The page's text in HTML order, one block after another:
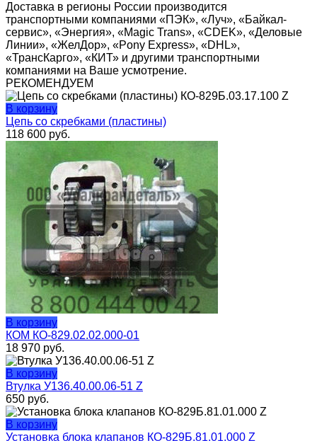
Доставка в регионы России производится
транспортными компаниями «ПЭК», «Луч», «Байкал-
сервис», «Энергия», «Magic Trans», «CDEK», «Деловые
Линии», «ЖелДор», «Pony Express», «DHL»,
«ТрансКарго», «КИТ» и другими транспортными
компаниями на Ваше усмотрение.
РЕКОМЕНДУЕМ
В корзину
Цепь со скребками (пластины)
118 600 руб.
В корзину
КОМ КО-829.02.02.000-01
18 970 руб.
В корзину
Втулка У136.40.00.06-51 Z
650 руб.
В корзину
Установка блока клапанов КО-829Б.81.01.000 Z